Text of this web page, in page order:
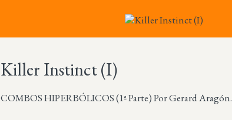
Killer Instinct (I)
COMBOS HIPERBÓLICOS (1ª Parte) Por Gerard Aragón.